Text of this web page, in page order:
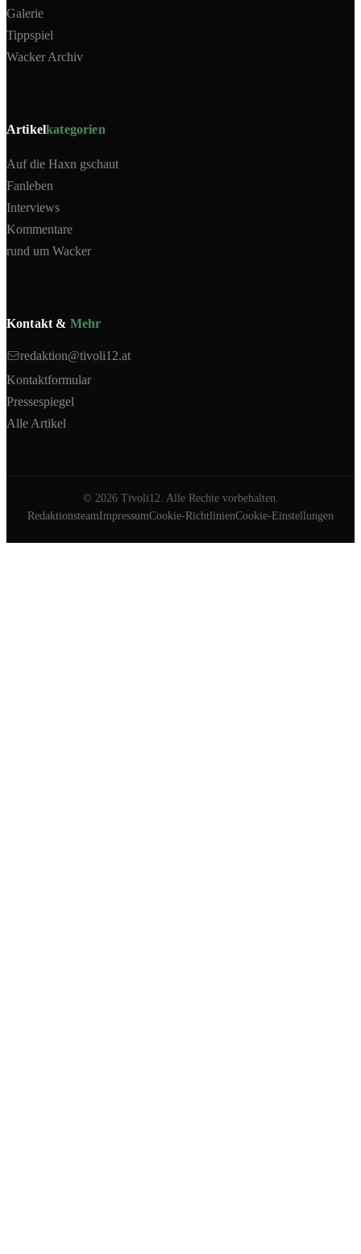
Galerie
Tippspiel
Wacker Archiv
Artikelkategorien
Auf die Haxn gschaut
Fanleben
Interviews
Kommentare
rund um Wacker
Kontakt & Mehr
redaktion@tivoli12.at
Kontaktformular
Pressespiegel
Alle Artikel
© 2026Tivoli12. Alle Rechte vorbehalten.
RedaktionsteamImpressumCookie-RichtlinienCookie-Einstellungen